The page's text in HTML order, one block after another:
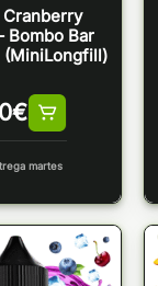
Cranberry
Bombo Bar
€
martes